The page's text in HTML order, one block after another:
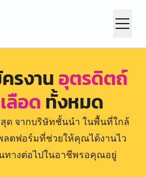
รงานอุตรดิตถ์
ลือดทั้งหมด
ด จากบริษัทชั้นนำ ในพื้นที่ใกล้
ตฟอร์มที่ช่วยให้คุณได้งานไว
นทางต่อไปในอาชีพรอคุณอยู่